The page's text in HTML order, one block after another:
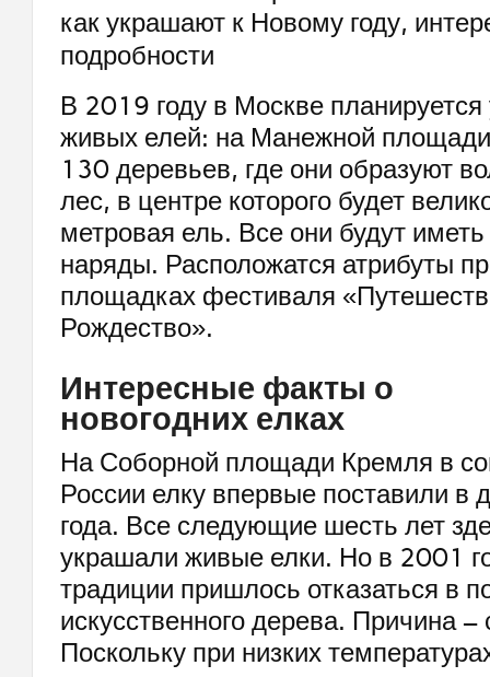
В 2019 году в Москве
живых елей: на Манежной площади
130 деревьев, где они образуют
лес, в центре которого будет
метровая ель. Все они будут
наряды. Расположатся атрибуты
площадках фестиваля
Рождество».
Интересные факты о
новогодних елках
На Соборной площади Кремля в
России елку впервые поставили в
года. Все следующие шесть лет
украшали живые елки. Но в 2001
традиции пришлось отказаться в
искусственного дерева. Причина
Поскольку при низких